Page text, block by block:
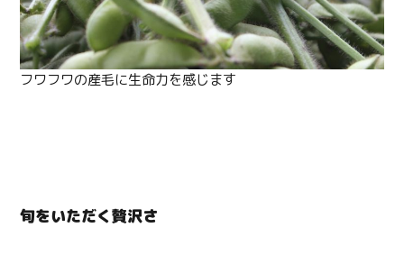
フワフワの産毛に生命力を感じます
旬をいただく贅沢さ